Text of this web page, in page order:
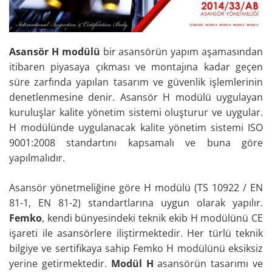
Asansör H modülü bir asansörün yapım aşamasından
itibaren piyasaya çıkması ve montajına kadar geçen
süre zarfında yapılan tasarım ve güvenlik işlemlerinin
denetlenmesine denir. Asansör H modülü uygulayan
kuruluşlar kalite yönetim sistemi oluşturur ve uygular.
H modülünde uygulanacak kalite yönetim sistemi ISO
9001:2008 standartını kapsamalı ve buna göre
yapılmalıdır.
Asansör yönetmeliğine göre H modülü (TS 10922 / EN
81-1, EN 81-2) standartlarına uygun olarak yapılır.
Femko, kendi bünyesindeki teknik ekib H modülünü CE
işareti ile asansörlere iliştirmektedir. Her türlü teknik
bilgiye ve sertifikaya sahip Femko H modülünü eksiksiz
yerine getirmektedir. Modül H asansörün tasarımı ve